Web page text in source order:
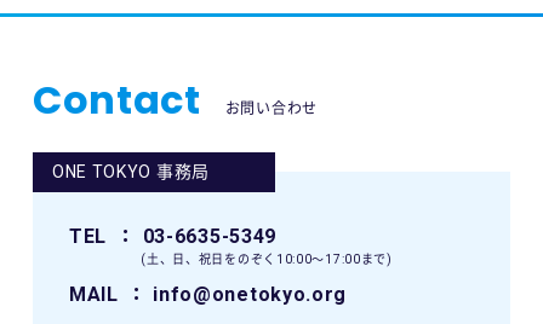
Contact お問い合わせ
ONE TOKYO 事務局
TEL ： 03-6635-5349
(土、日、祝日をのぞく10:00〜17:00まで)
MAIL ： info@onetokyo.org